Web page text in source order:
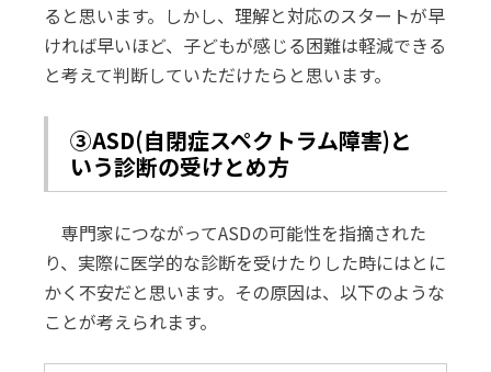
ると思います。しかし、理解と対応のスタートが早
ければ早いほど、子どもが感じる困難は軽減できる
と考えて判断していただけたらと思います。
③ASD(自閉症スペクトラム障害)と
いう診断の受けとめ方
専門家につながってASDの可能性を指摘された
り、実際に医学的な診断を受けたりした時にはとに
かく不安だと思います。その原因は、以下のような
ことが考えられます。